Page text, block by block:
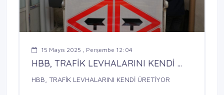
15 Mayıs 2025 , Perşembe 12:04
HBB, TRAFİK LEVHALARINI KENDİ ...
HBB, TRAFİK LEVHALARINI KENDİ ÜRETİYOR